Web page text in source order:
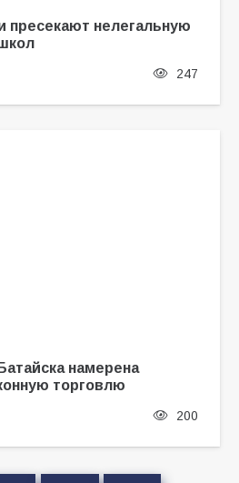
пресекают нелегальную
247
намерена
торговлю
200